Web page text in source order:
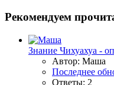
Рекомендуем
Знание Чихуахуа -
Автор: Маша
Последнее
Ответы: 2